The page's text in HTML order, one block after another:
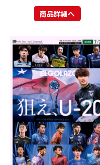
商品詳細へ